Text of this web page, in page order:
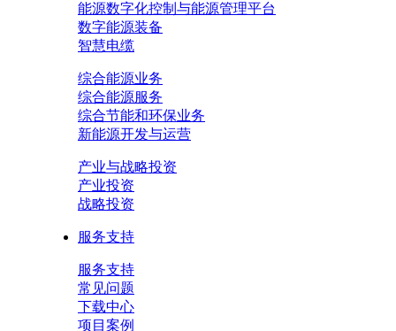
能源数字化控制与能源管理平台
数字能源装备
智慧电缆
综合能源业务
综合能源服务
综合节能和环保业务
新能源开发与运营
产业与战略投资
产业投资
战略投资
服务支持
服务支持
常见问题
下载中心
项目案例